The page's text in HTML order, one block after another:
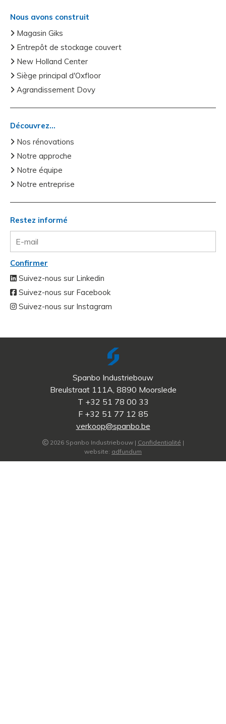
Nous avons construit
Magasin Giks
Entrepôt de stockage couvert
New Holland Center
Siège principal d'Oxfloor
Agrandissement Dovy
Découvrez...
Nos rénovations
Notre approche
Notre équipe
Notre entreprise
Restez informé
Confirmer
Suivez-nous sur Linkedin
Suivez-nous sur Facebook
Suivez-nous sur Instagram
Spanbo Industriebouw
Breulstraat 111A, 8890 Moorslede
T +32 51 78 00 33
F +32 51 77 12 85
verkoop@spanbo.be
2026 Spanbo Industriebouw | Confidentialité |
website: adfundum